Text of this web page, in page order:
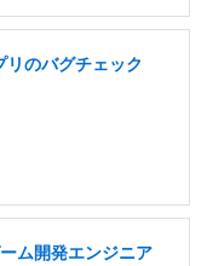
のバグチェック
ム開発エンジニア